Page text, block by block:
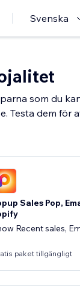
Svenska
som du
Testa dem för
Sales Pop,
Recent sales,
paket tillgängligt